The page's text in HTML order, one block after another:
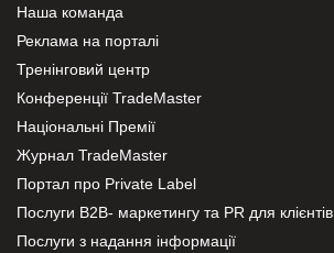
Наша команда
Реклама на порталі
Тренінговий центр
Конференції TradeMaster
Національні Премії
Журнал TradeMaster
Портал про Private Label
Послуги В2В- маркетингу та PR для клієнтів
Послуги з надання інформації